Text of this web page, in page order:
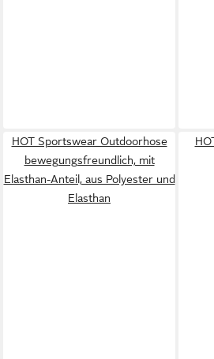
HOT Sportswear Outdoorhose
bewegungsfreundlich, mit
Elasthan-Anteil, aus Polyester und
Elasthan